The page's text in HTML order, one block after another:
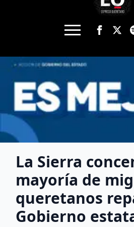
La Sierra
mayoría de
queretanos
Gobierno